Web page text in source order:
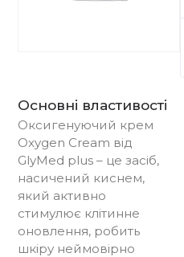
Основні властивості
Оксигенуючий крем
Oxygen Cream від
GlyMed plus – це засіб,
насичений киснем,
який активно
стимулює клітинне
оновлення, робить
шкіру неймовірно